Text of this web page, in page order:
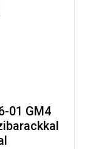
01 GM4